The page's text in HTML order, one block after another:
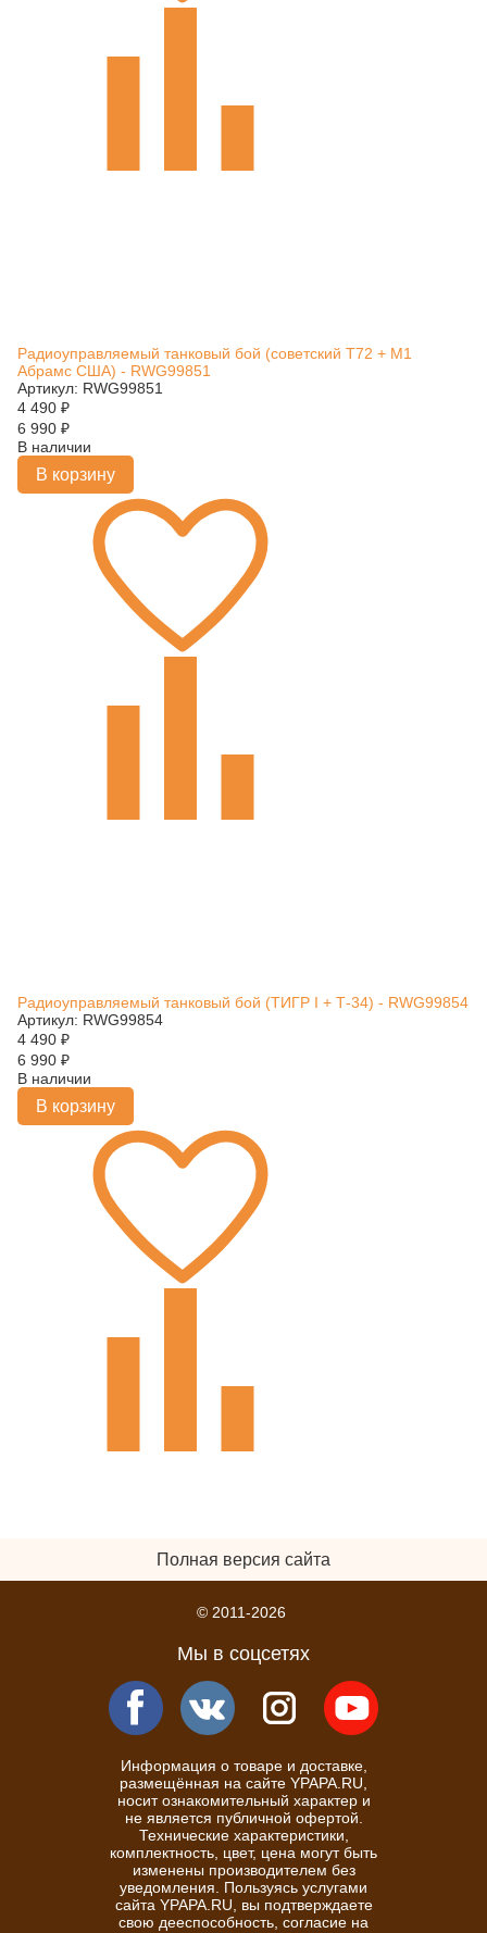
Радиоуправляемый танковый бой (советский T72 + M1
Абрамс США) - RWG99851
Артикул: RWG99851
4 490 ₽
6 990 ₽
В наличии
В корзину
Радиоуправляемый танковый бой (ТИГР I + Т-34) - RWG99854
Артикул: RWG99854
4 490 ₽
6 990 ₽
В наличии
В корзину
Полная версия сайта
© 2011-2026
Мы в соцсетях
Информация о товаре и доставке,
размещённая на сайте YPAPA.RU,
носит ознакомительный характер и
не является публичной офертой.
Технические характеристики,
комплектность, цвет, цена могут быть
изменены производителем без
уведомления. Пользуясь услугами
сайта YPAPA.RU, вы подтверждаете
свою дееспособность, согласие на